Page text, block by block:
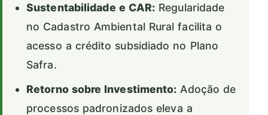
Sustentabilidade e CAR: Regularidade
no Cadastro Ambiental Rural facilita o
acesso a crédito subsidiado no Plano
Safra.
Retorno sobre Investimento: Adoção de
processos padronizados eleva a